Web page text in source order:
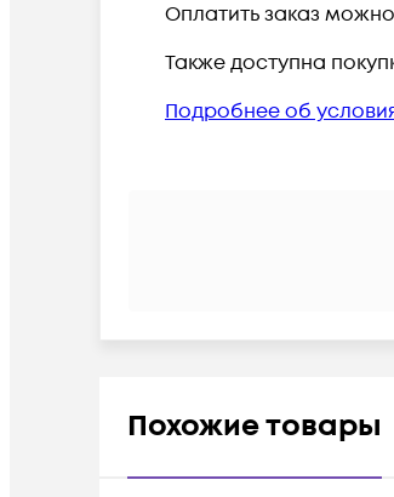
Оплатить заказ
Также доступна
Подробнее об
Похожие товары